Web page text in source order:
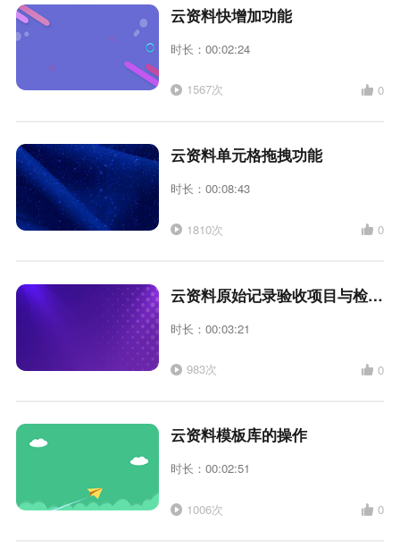
云资料快增加功能
时长：00:02:24
1567次 0
云资料单元格拖拽功能
时长：00:08:43
1810次 0
云资料原始记录验收项目与检验批联动
时长：00:03:21
983次 0
云资料模板库的操作
时长：00:02:51
1006次 0